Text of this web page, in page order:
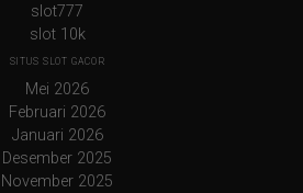
slot777
slot 10k
SITUS SLOT GACOR
Mei 2026
Februari 2026
Januari 2026
Desember 2025
November 2025